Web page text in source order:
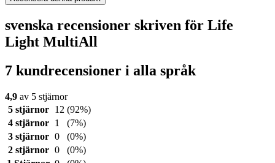
svenska recensioner skriven för Life
Light MultiAll
7 kundrecensioner i alla språk
4,9 av 5 stjärnor
5 stjärnor
12 (92%)
4 stjärnor
1
(7%)
3 stjärnor 0
(0%)
2 stjärnor 0
(0%)